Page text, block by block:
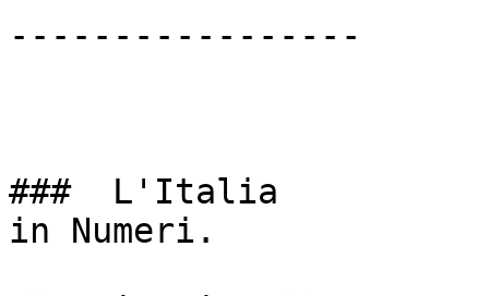
-----------------
###  L'Italia
in Numeri.